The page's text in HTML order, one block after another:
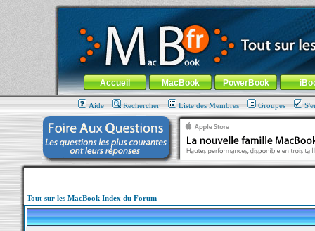
MacBook-fr.com : 100% Apple... 100% nomade !
Aller au contenu-Aller au menu général-Aller au menu de
Menu général
Accueil MacBook PowerBook
Aide Rechercher Liste des Membres Groupes
Tout sur les MacBook Index du Forum